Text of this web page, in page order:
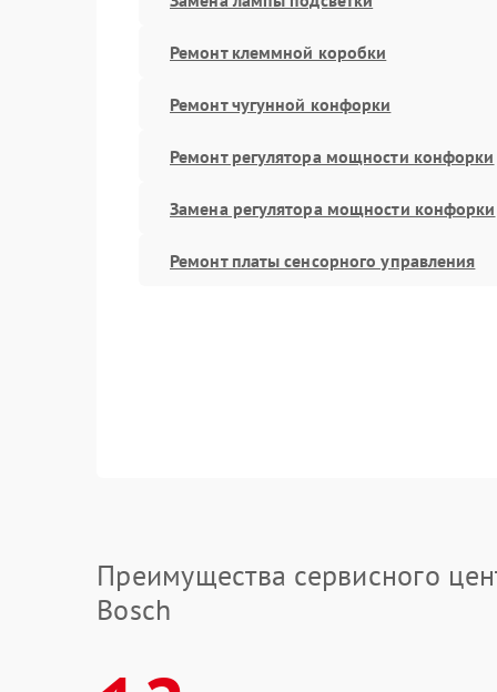
Ремонт клеммной коробки
Ремонт чугунной конфорки
Ремонт регулятора мощности конфорки
Замена регулятора мощности конфорки
Ремонт платы сенсорного управления
Преимущества сервисного
Bosch